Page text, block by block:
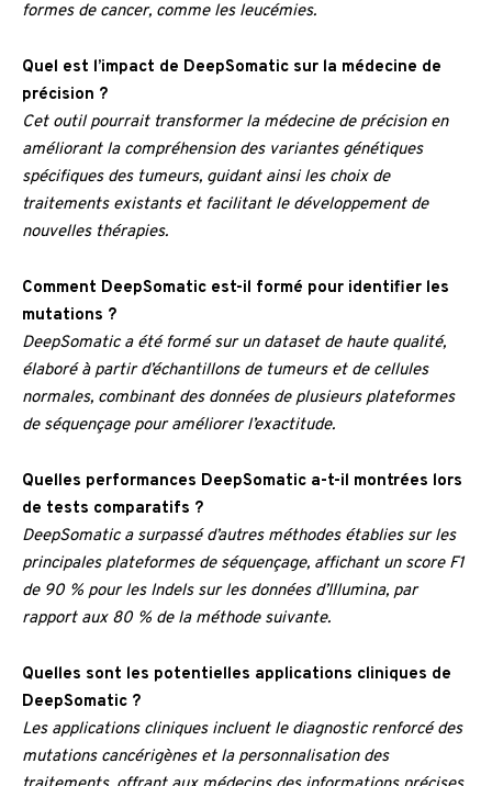
formes de cancer, comme les leucémies.
Quel est l’impact de DeepSomatic sur la médecine de
précision ?
Cet outil pourrait transformer la médecine de précision en
améliorant la compréhension des variantes génétiques
spécifiques des tumeurs, guidant ainsi les choix de
traitements existants et facilitant le développement de
nouvelles thérapies.
Comment DeepSomatic est-il formé pour identifier les
mutations ?
DeepSomatic a été formé sur un dataset de haute qualité,
élaboré à partir d’échantillons de tumeurs et de cellules
normales, combinant des données de plusieurs plateformes
de séquençage pour améliorer l’exactitude.
Quelles performances DeepSomatic a-t-il montrées lors
de tests comparatifs ?
DeepSomatic a surpassé d’autres méthodes établies sur les
principales plateformes de séquençage, affichant un score F1
de 90 % pour les Indels sur les données d’Illumina, par
rapport aux 80 % de la méthode suivante.
Quelles sont les potentielles applications cliniques de
DeepSomatic ?
Les applications cliniques incluent le diagnostic renforcé des
mutations cancérigènes et la personnalisation des